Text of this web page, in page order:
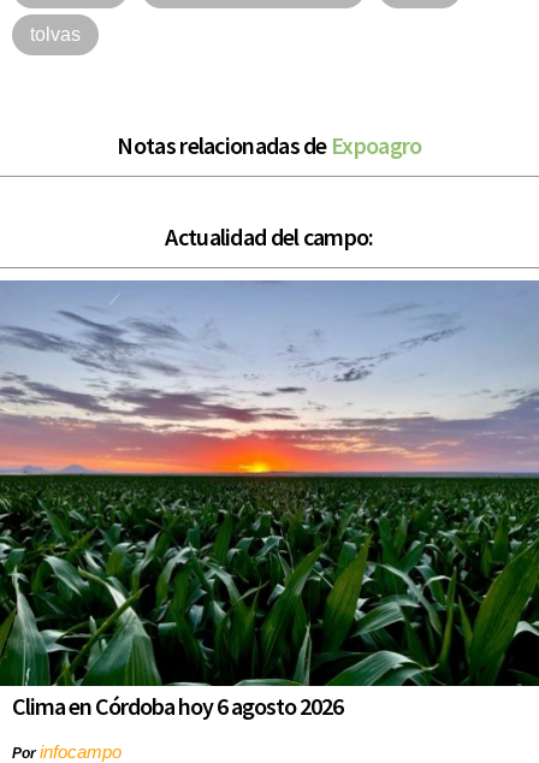
tolvas
Notas relacionadas de Expoagro
Actualidad del campo:
Clima en Córdoba hoy 6 agosto 2026
Porinfocampo